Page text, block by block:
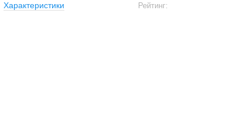
Характеристики Рейтинг: